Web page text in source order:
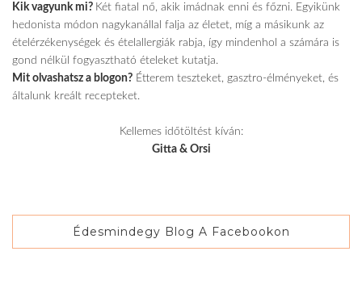
Kik vagyunk mi? Két fiatal nő, akik imádnak enni és főzni. Egyikünk
hedonista módon nagykanállal falja az életet, míg a másikunk az
ételérzékenységek és ételallergiák rabja, így mindenhol a számára is
gond nélkül fogyasztható ételeket kutatja.
Mit olvashatsz a blogon? Étterem teszteket, gasztro-élményeket, és
általunk kreált recepteket.
Kellemes időtöltést kíván:
Gitta & Orsi
Édesmindegy Blog A Facebookon